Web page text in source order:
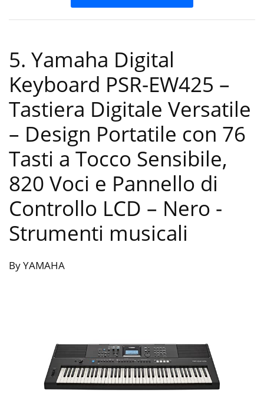
5. Yamaha Digital
Keyboard PSR-EW425 –
Tastiera Digitale Versatile
– Design Portatile con 76
Tasti a Tocco Sensibile,
820 Voci e Pannello di
Controllo LCD – Nero -
Strumenti musicali
By YAMAHA